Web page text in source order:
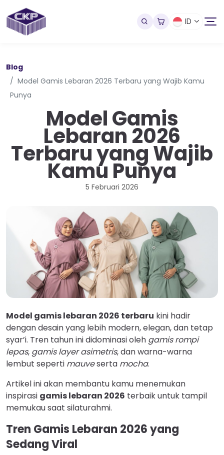
ID
Blog
Model Gamis Lebaran 2026 Terbaru yang Wajib Kamu
Punya
Model Gamis
Lebaran 2026
Terbaru yang Wajib
Kamu Punya
5 Februari 2026
Model gamis lebaran 2026 terbaru kini hadir
dengan desain yang lebih modern, elegan, dan tetap
syar’i. Tren tahun ini didominasi oleh gamis rompi
lepas, gamis layer asimetris, dan warna-warna
lembut seperti mauveserta mocha.
Artikel ini akan membantu kamu menemukan
inspirasi gamis lebaran 2026 terbaik untuk tampil
memukau saat silaturahmi.
Tren Gamis Lebaran 2026 yang
Sedang Viral